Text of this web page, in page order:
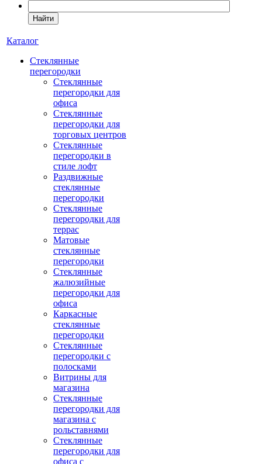
Найти
Каталог
Cтеклянные
перегородки
Стеклянные
перегородки для
офиса
Стеклянные
перегородки для
торговых центров
Стеклянные
перегородки в
стиле лофт
Раздвижные
стеклянные
перегородки
Стеклянные
перегородки для
террас
Матовые
стеклянные
перегородки
Стеклянные
жалюзийные
перегородки для
офиса
Каркасные
стеклянные
перегородки
Стеклянные
перегородки с
полосками
Витрины для
магазина
Стеклянные
перегородки для
магазина с
рольставнями
Стеклянные
перегородки для
офиса с